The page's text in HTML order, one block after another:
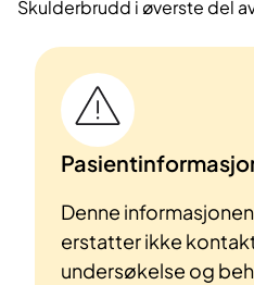
Skulderbrudd i øverste del
Denne
erstatter ikke
undersøkelse og